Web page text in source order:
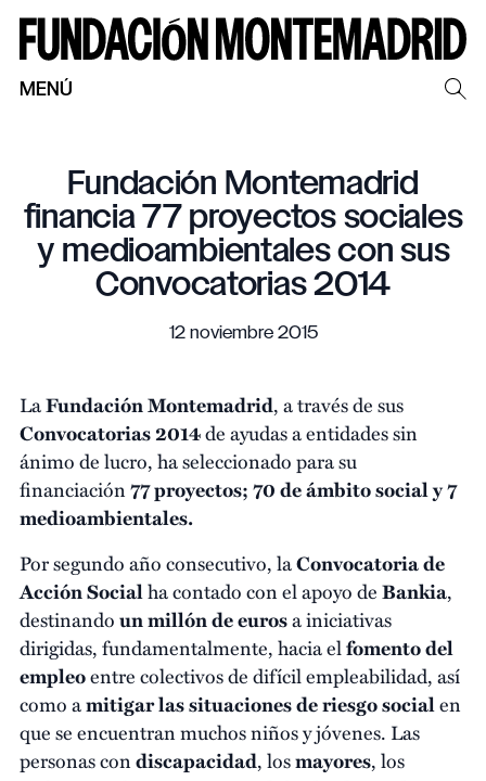
MENÚ
Fundación Montemadrid
financia 77 proyectos sociales
y medioambientales con sus
Convocatorias 2014
12 noviembre 2015
LaFundación Montemadrid, a través de sus
Convocatorias 2014de ayudas a entidades sin
ánimo de lucro, ha seleccionado para su
financiación77 proyectos; 70 de ámbito social y 7
medioambientales.
Por segundo año consecutivo, laConvocatoria de
Acción Socialha contado con el apoyo deBankia,
destinandoun millón de eurosa iniciativas
dirigidas, fundamentalmente, hacia elfomento del
empleoentre colectivos de difícil empleabilidad, así
como amitigar las situaciones de riesgo socialen
que se encuentran muchos niños y jóvenes. Las
personas condiscapacidad, losmayores, los